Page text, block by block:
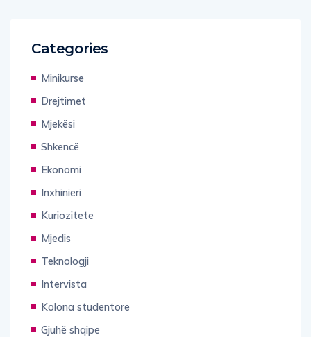
Categories
Minikurse
Drejtimet
Mjekësi
Shkencë
Ekonomi
Inxhinieri
Kuriozitete
Mjedis
Teknologji
Intervista
Kolona studentore
Gjuhë shqipe